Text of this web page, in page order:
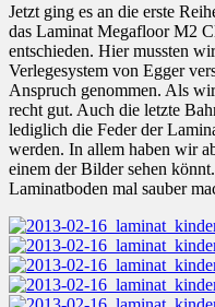
Jetzt ging es an die erste
das Laminat Megafloor M2
entschieden. Hier mussten
Verlegesystem von Egger
Anspruch genommen. Als
recht gut. Auch die letzte
lediglich die Feder der
werden. In allem haben wir
einem der Bilder sehen
Laminatboden mal sauber